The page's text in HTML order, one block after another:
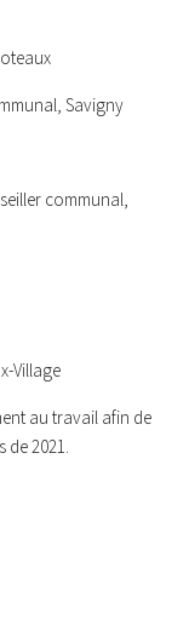
Savigny
communal,
Village
au travail afin de
2021.